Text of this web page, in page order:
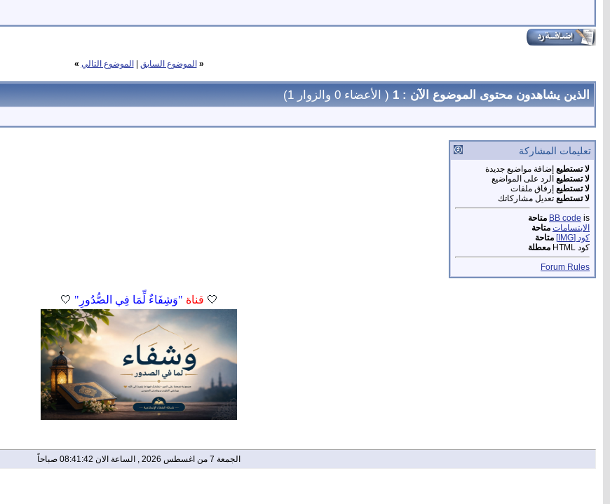
« الموضوع السابق الموضوع التالي »
الذين يشاهدون محتوى الموضوع الآن : 1 ( الأعضاء 0 والزوار 1)
تعليمات المشاركة
لا تستطيع إضافة مواضيع جديدة
لا تستطيع الرد على المواضيع
لا تستطيع إرفاق ملفات
لا تستطيع تعديل مشاركاتك
BB code is
متاحة
الابتسامات متاحة
كود [IMG]
متاحة
كود HTML
معطلة
Forum Rules
🤍 قناة "وَشِفَاءٌ لِّمَا فِي الصُّدُورِ" 🤍
الجمعة 7 من اغسطس 2026 , الساعة الان 08:41:42 صباحاً